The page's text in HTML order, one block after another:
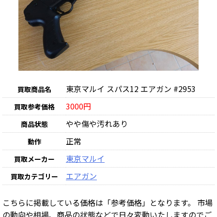
買取商品名 東京マルイ スパス12 エアガン #2953
買取参考価格 3000円
商品状態 やや傷や汚れあり
動作 正常
買取メーカー 東京マルイ
買取カテゴリー エアガン
こちらに掲載している価格は「参考価格」となります。 市場
の動向や相場、商品の状態などで日々変動いたしますのでご